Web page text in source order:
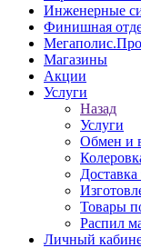
Инженерные
Финишная
Магазины
Акции
Услуги
Назад
Услуги
Обмен и
Доставка
Товары
Распил
Личный